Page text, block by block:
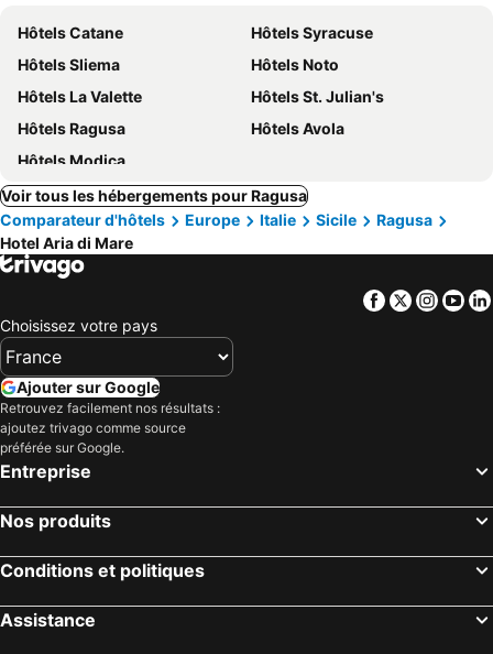
Hôtels Catane
Hôtels Syracuse
Hôtels Sliema
Hôtels Noto
Hôtels La Valette
Hôtels St. Julian's
Hôtels Ragusa
Hôtels Avola
Hôtels Modica
Voir tous les hébergements pour Ragusa
Comparateur d'hôtels
Europe Italie Sicile
Ragusa
Hotel Aria di Mare
Facebook
Twitter
Choisissez votre pays
Ajouter sur Google
Retrouvez facilement nos résultats :
ajoutez trivago comme source
préférée sur Google.
Entreprise
Nos produits
Conditions et politiques
Assistance